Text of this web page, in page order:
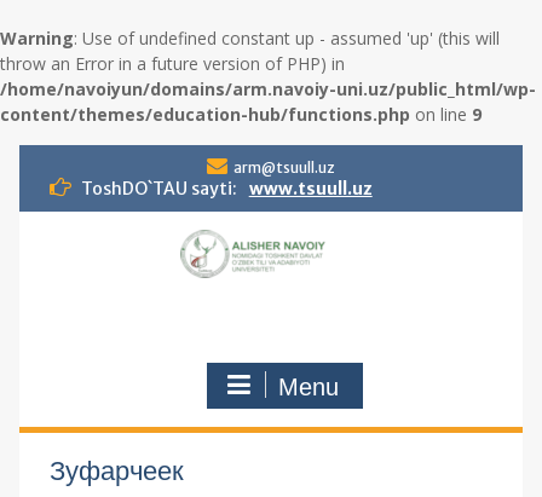
Warning: Use of undefined constant up - assumed 'up' (this will
throw an Error in a future version of PHP) in
/home/navoiyun/domains/arm.navoiy-uni.uz/public_html/wp-
content/themes/education-hub/functions.php on line 9
i
n
arm@tsuull.uz
ToshDO`TAU sayti: www.tsuull.uz
Menu
Зуфарчеек